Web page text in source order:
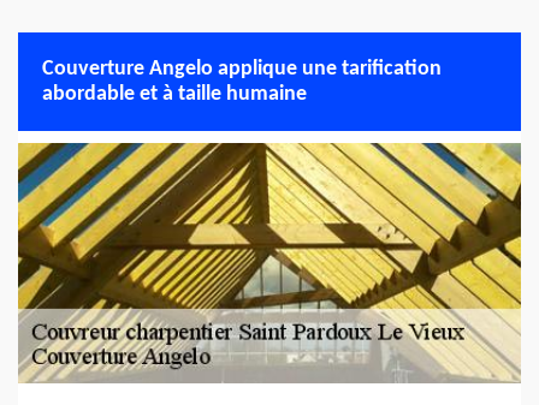
Couverture Angelo applique une tarification
abordable et à taille humaine